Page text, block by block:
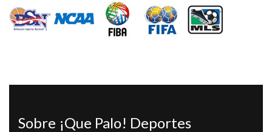
Sobre ¡Que Palo! Deportes